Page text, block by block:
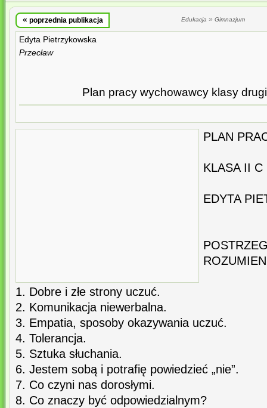
« poprzednia publikacja Edukacja » Gimnazjum
Edyta Pietrzykowska
Przecław
Plan pracy wychowawcy klasy
PLAN
KLASA II C
EDYTA
1. Dobre i złe strony uczuć.
2. Komunikacja niewerbalna.
3. Empatia, sposoby okazywania uczuć.
4. Tolerancja.
5. Sztuka słuchania.
6. Jestem sobą i potrafię powiedzieć „nie”.
7. Co czyni nas dorosłymi.
8. Co znaczy być odpowiedzialnym?